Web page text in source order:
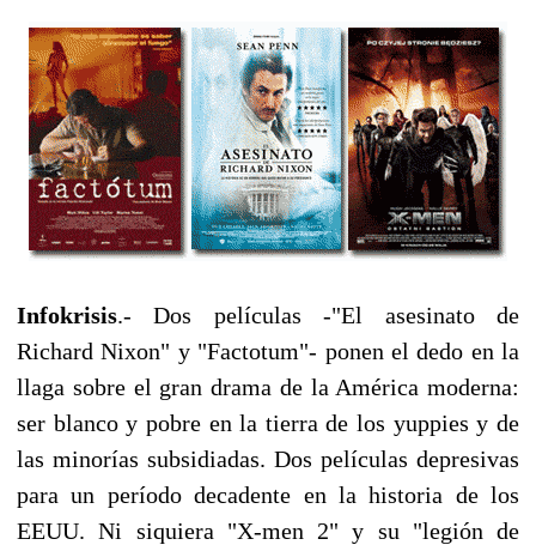
Infokrisis.- Dos películas -"El asesinato de
Richard Nixon" y "Factotum"- ponen el dedo en la
llaga sobre el gran drama de la América moderna:
ser blanco y pobre en la tierra de los yuppies y de
las minorías subsidiadas. Dos películas depresivas
para un período decadente en la historia de los
EEUU. Ni siquiera "X-men 2" y su "legión de